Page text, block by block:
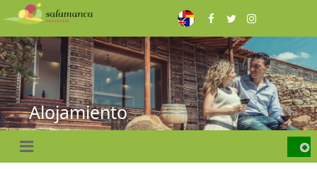
Pasar
al
contenido
principal
Alojamiento